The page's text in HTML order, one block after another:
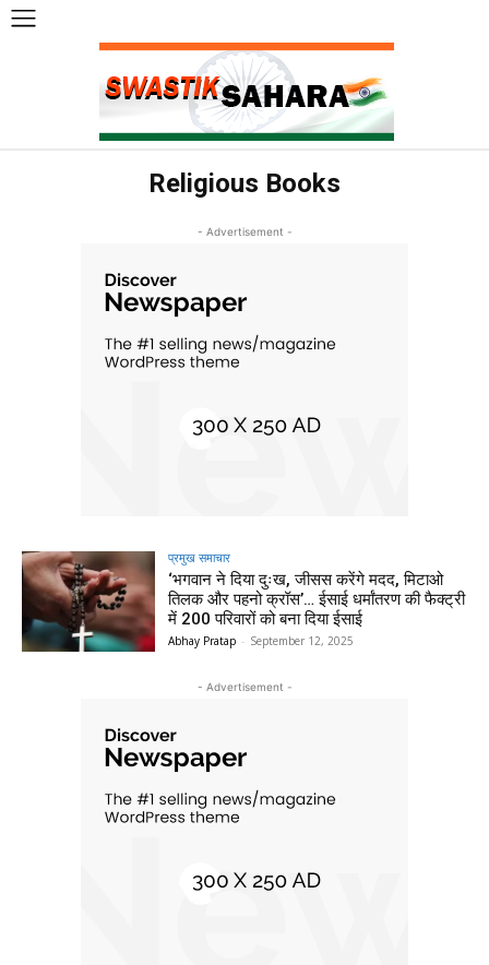
Religious Books
- Advertisement -
प्रमुख समाचार‎
‘भगवान ने दिया दुःख, जीसस करेंगे मदद, मिटाओ
तिलक और पहनो क्रॉस’… ईसाई धर्मांतरण की फैक्ट्री
में 200 परिवारों को बना दिया ईसाई
Abhay Pratap - September 12, 2025
- Advertisement -